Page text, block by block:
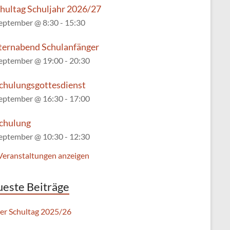
Schuljahr 2026/27
@ 8:30- 15:30
Schulanfänger
@ 19:00- 20:30
@ 16:30- 17:00
@ 10:30- 12:30
anzeigen
Beiträge
Schultag 2025/26